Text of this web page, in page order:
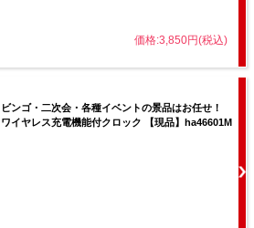
価格:3,850円(税込)
ビンゴ・二次会・各種イベントの景品はお任せ！
ワイヤレス充電機能付クロック 【現品】ha46601M